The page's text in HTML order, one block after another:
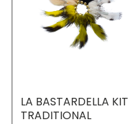
LA BASTARDELLA KIT
TRADITIONAL